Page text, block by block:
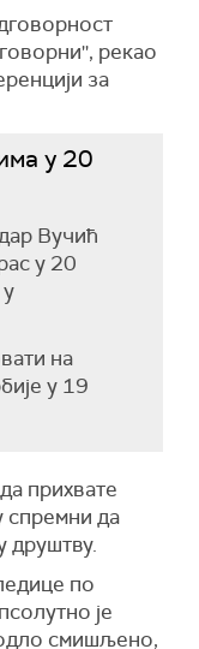
рекао
за
у 20
Вучић
у 20
на
у 19
прихвате
спремни да
друштву.
по
је
смишљено,